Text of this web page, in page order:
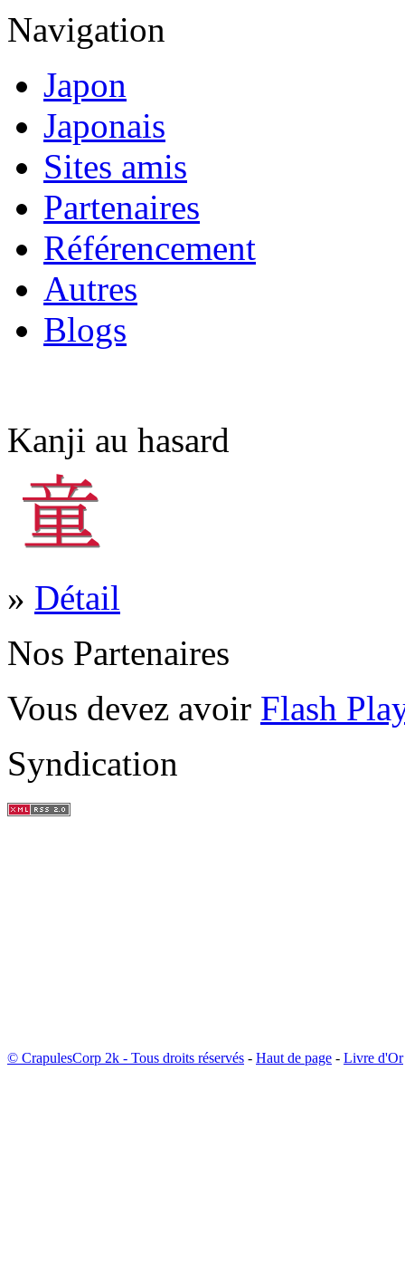
Navigation
Japon
Japonais
Sites amis
Partenaires
Référencement
Autres
Blogs
Kanji au hasard
» Détail
Nos Partenaires
Vous devez avoir Flash
Syndication
© CrapulesCorp 2k - Tous droits réservés - Haut de page - Livre d'Or